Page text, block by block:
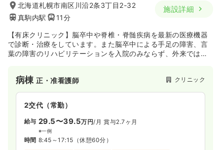
北海道札幌市南区川沿2条3丁目2-32
真駒内駅
11分
施設詳細
【有床クリニック】脳卒中や脊椎・脊髄疾病を最新の医療機器
で診断・治療をしています。また脳卒中による手足の障害、言
葉の障害のリハビリテーションを入院のみならず、外来では家
病棟正・准看護師 クリニック
2交代（常勤）
給与 29.5〜39.5万円/月 賞与2.7ヶ月
※一例
時間 8:45～17:15 （休憩60分）